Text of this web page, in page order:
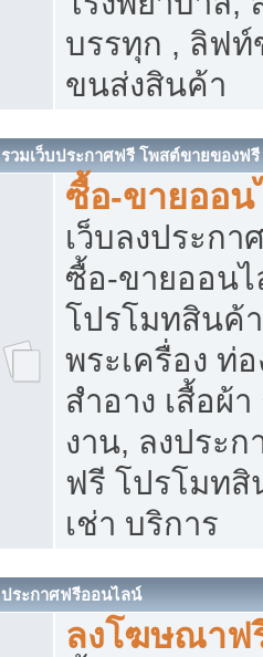
บรรทุก , ลิฟ
ขนส่งสินค้า
รวมเว็บประกาศฟรี โพสต์ขายของฟรี
ซื้อ-ขายออน
เว็บลงประก
ซื้อ-ขายออน
โปรโมทสินค้
พระเครื่อง ท่อ
สำอาง เสื้อผ้
งาน, ลงประ
ฟรี โปรโมท
เช่า บริการ
ประกาศฟรีออนไลน์
ลงโฆษณาฟ